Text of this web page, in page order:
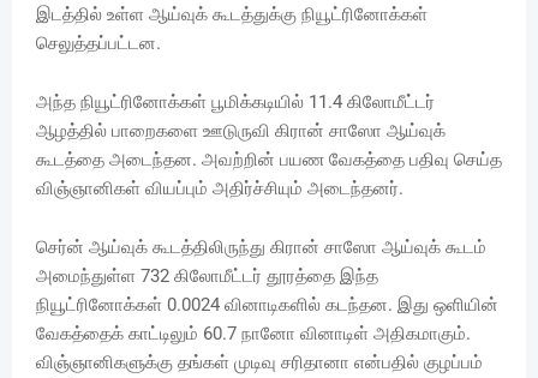
இடத்தில் உள்ள ஆய்வுக் கூடத்துக்கு நியூட்ரினோக்கள்
செலுத்தப்பட்டன.
அந்த நியூட்ரினோக்கள் பூமிக்கடியில் 11.4 கிலோமீட்டர்
ஆழத்தில் பாறைகளை ஊடுருவி கிரான் சாஸோ ஆய்வுக்
கூடத்தை அடைந்தன. அவற்றின் பயண வேகத்தை பதிவு செய்த
விஞ்ஞானிகள் வியப்பும் அதிர்ச்சியும் அடைந்தனர்.
செர்ன் ஆய்வுக் கூடத்திலிருந்து கிரான் சாஸோ ஆய்வுக் கூடம்
அமைந்துள்ள 732 கிலோமீட்டர் தூரத்தை இந்த
நியூட்ரினோக்கள் 0.0024 வினாடிகளில் கடந்தன. இது ஒளியின்
வேகத்தைக் காட்டிலும் 60.7 நானோ வினாடிள் அதிகமாகும்.
விஞ்ஞானிகளுக்கு தங்கள் முடிவு சரிதானா என்பதில் குழப்பம்